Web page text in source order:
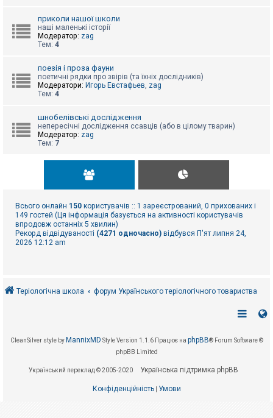
приколи нашої школи
наші маленькі історії
Модератор: zag
Тем: 4
поезія і проза фауни
поетичні рядки про звірів (та їхніх дослідників)
Модератори: Игорь Евстафьев, zag
Тем: 4
шнобелівські дослідження
непересічні дослідження ссавців (або в цілому тварин)
Модератор: zag
Тем: 7
Всього онлайн 150 користувачів :: 1 зареєстрований, 0 прихованих і
149 гостей (Ця інформація базується на активності користувачів
впродовж останніх 5 хвилин)
Рекорд відвідуваності (4271 одночасно) відбувся П'ят липня 24,
2026 12:12 am
Теріологічна школа форум Українського теріологічного товариства
CleanSilver style by MannixMD Style Version 1.1.6 Працює на phpBB® Forum Software ©
phpBB Limited
Український переклад © 2005-2020 Українська підтримка phpBB
Конфіденційність| Умови